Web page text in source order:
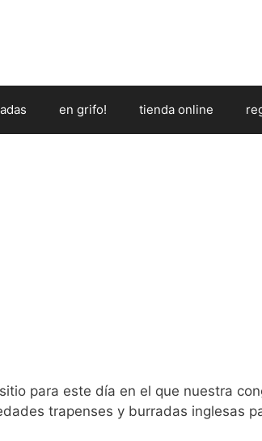
en grifo! tienda online
para este día en el que nuestra
trapenses y burradas inglesas